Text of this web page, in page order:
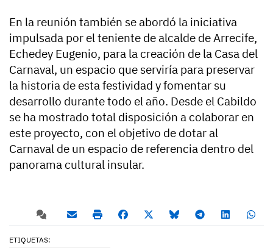
En la reunión también se abordó la iniciativa
impulsada por el teniente de alcalde de Arrecife,
Echedey Eugenio, para la creación de la Casa del
Carnaval, un espacio que serviría para preservar
la historia de esta festividad y fomentar su
desarrollo durante todo el año. Desde el Cabildo
se ha mostrado total disposición a colaborar en
este proyecto, con el objetivo de dotar al
Carnaval de un espacio de referencia dentro del
panorama cultural insular.
ETIQUETAS: